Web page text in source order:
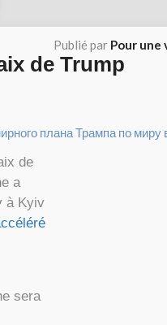
Publié par Pour une
de Trump
плана Трампа по миру
de
a
à Kyiv
sera